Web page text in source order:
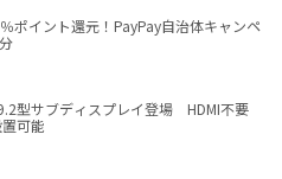
ポイント還元！PayPay自治体キャンペ
型サブディスプレイ登場 HDMI不要
可能